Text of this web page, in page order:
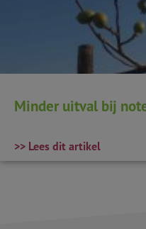
Minder uitval bij
>> Lees dit artikel